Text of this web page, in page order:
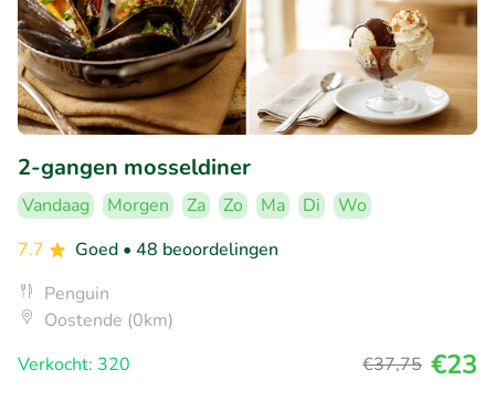
2-gangen mosseldiner
Vandaag Morgen Za Zo Ma Di
Wo
7.7
Goed • 48 beoordelingen
Penguin
Oostende (0km)
Verkocht: 320
€37,75 €23